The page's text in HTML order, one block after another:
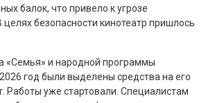
балок, что привело к угрозе
безопасности кинотеатр пришлось
«Семья» и народной программы
год были выделены средства на его
Работы уже стартовали. Специалистам